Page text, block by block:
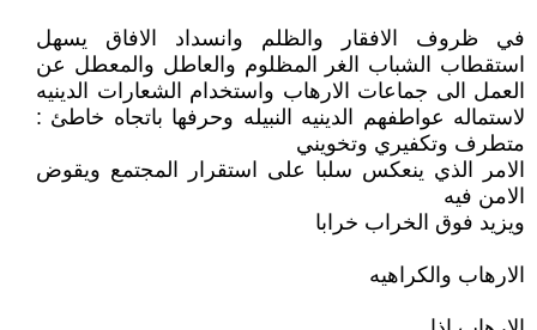
في ظروف الافقار والظلم وانسداد الافاق يسهل
استقطاب الشباب الغر المظلوم والعاطل والمعطل عن
العمل الى جماعات الارهاب واستخدام الشعارات الدينيه
لاستماله عواطفهم الدينيه النبيله وحرفها باتجاه خاطئ :
متطرف وتكفيري وتخويني
الامر الذي ينعكس سلبا على استقرار المجتمع ويقوض
الامن فيه
ويزيد فوق الخراب خرابا
الارهاب والكراهيه